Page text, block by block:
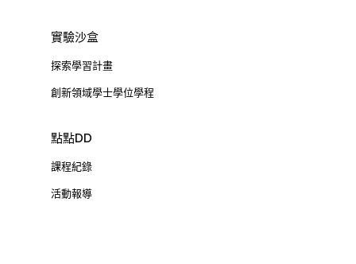
實驗沙盒
探索學習計畫
創新領域學士學位學程
點點DD
課程紀錄
活動報導